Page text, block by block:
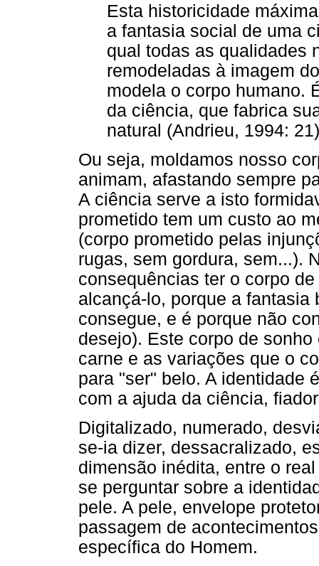
Esta historicidade
a fantasia social de uma
qual todas as qualidades
remodeladas à imagem
modela o corpo humano.
da ciência, que fabrica
natural (Andrieu, 1994:
Ou seja, moldamos nosso
animam, afastando sempre
A ciência serve a isto
prometido tem um custo ao
(corpo prometido pelas
rugas, sem gordura, sem...).
consequências ter o corpo
alcançá-lo, porque a fantasia
consegue, e é porque não
desejo). Este corpo de
carne e as variações que o
para "ser" belo. A identidade
com a ajuda da ciência,
Digitalizado, numerado,
se-ia dizer, dessacralizado,
dimensão inédita, entre o
se perguntar sobre a
pele. A pele, envelope
passagem de
específica do Homem.